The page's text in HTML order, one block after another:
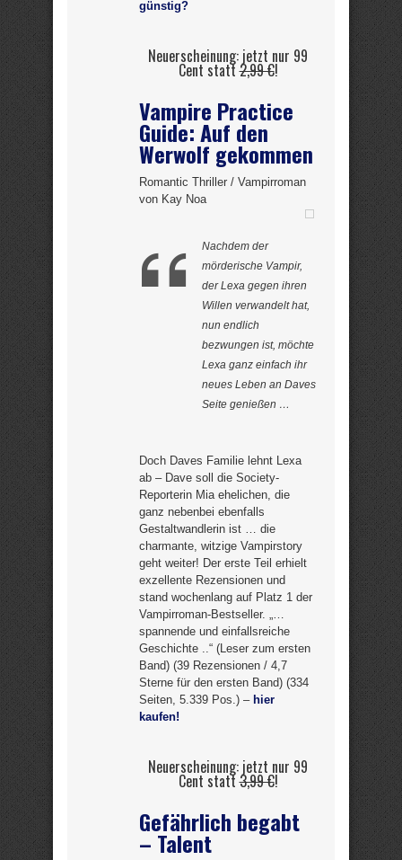
günstig?
Neuerscheinung: jetzt nur 99
Cent statt2,99 €!
Vampire Practice
Guide: Auf den
Werwolf gekommen
Romantic Thriller / Vampirroman
von Kay Noa
Nachdem der
mörderische Vampir,
der Lexa gegen ihren
Willen verwandelt hat,
nun endlich
bezwungen ist, möchte
Lexa ganz einfach ihr
neues Leben an Daves
Seite genießen …
Doch Daves Familie lehnt Lexa
ab – Dave soll die Society-
Reporterin Mia ehelichen, die
ganz nebenbei ebenfalls
Gestaltwandlerin ist … die
charmante, witzige Vampirstory
geht weiter! Der erste Teil erhielt
exzellente Rezensionen und
stand wochenlang auf Platz 1 der
Vampirroman-Bestseller. „…
spannende und einfallsreiche
Geschichte ..“ (Leser zum ersten
Band) (39 Rezensionen / 4,7
Sterne für den ersten Band) (334
Seiten, 5.339 Pos.) – hier
kaufen!
Neuerscheinung: jetzt nur 99
Cent statt3,99 €!
Gefährlich begabt
– Talent